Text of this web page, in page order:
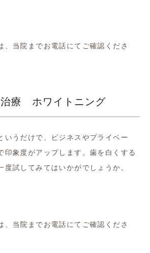
、当院までお電話にてご確認くださ
治療 ホワイトニング
いうだけで、ビジネスやプライベー
印象度がアップします。歯を白くする
度試してみてはいかがでしょうか。
、当院までお電話にてご確認くださ